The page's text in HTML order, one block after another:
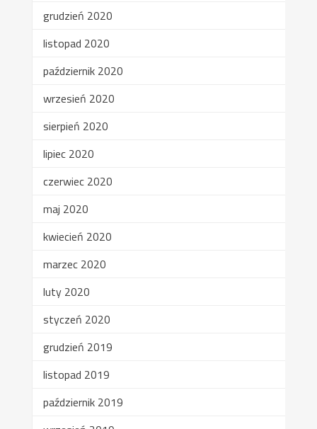
grudzień 2020
listopad 2020
październik 2020
wrzesień 2020
sierpień 2020
lipiec 2020
czerwiec 2020
maj 2020
kwiecień 2020
marzec 2020
luty 2020
styczeń 2020
grudzień 2019
listopad 2019
październik 2019